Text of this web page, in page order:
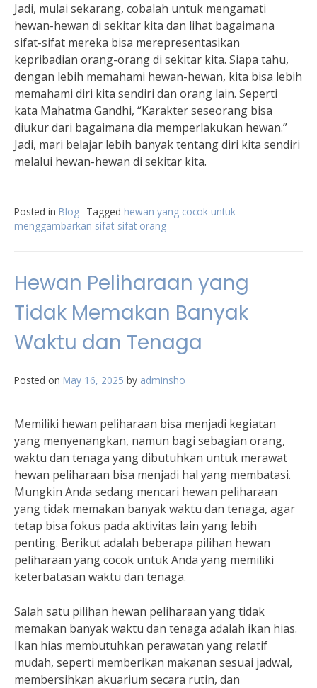
Jadi, mulai sekarang, cobalah untuk mengamati
hewan-hewan di sekitar kita dan lihat bagaimana
sifat-sifat mereka bisa merepresentasikan
kepribadian orang-orang di sekitar kita. Siapa tahu,
dengan lebih memahami hewan-hewan, kita bisa lebih
memahami diri kita sendiri dan orang lain. Seperti
kata Mahatma Gandhi, “Karakter seseorang bisa
diukur dari bagaimana dia memperlakukan hewan.”
Jadi, mari belajar lebih banyak tentang diri kita sendiri
melalui hewan-hewan di sekitar kita.
Posted in Blog Tagged hewan yang cocok untuk
menggambarkan sifat-sifat orang
Hewan Peliharaan yang
Tidak Memakan Banyak
Waktu dan Tenaga
Posted on May 16, 2025 by adminsho
Memiliki hewan peliharaan bisa menjadi kegiatan
yang menyenangkan, namun bagi sebagian orang,
waktu dan tenaga yang dibutuhkan untuk merawat
hewan peliharaan bisa menjadi hal yang membatasi.
Mungkin Anda sedang mencari hewan peliharaan
yang tidak memakan banyak waktu dan tenaga, agar
tetap bisa fokus pada aktivitas lain yang lebih
penting. Berikut adalah beberapa pilihan hewan
peliharaan yang cocok untuk Anda yang memiliki
keterbatasan waktu dan tenaga.
Salah satu pilihan hewan peliharaan yang tidak
memakan banyak waktu dan tenaga adalah ikan hias.
Ikan hias membutuhkan perawatan yang relatif
mudah, seperti memberikan makanan sesuai jadwal,
membersihkan akuarium secara rutin, dan